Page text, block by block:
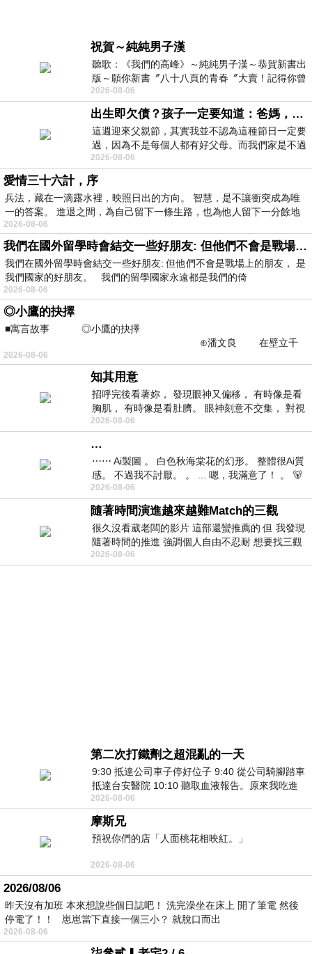
祝賀～純純男子漢
聽歌：《我們的高峰》～純純男子漢～恭賀新書出
版～願你新書〞八十八頁的青春〞大賣！記得你曾
經在我的版留言…「好讚的圖^^感覺大家
2026-08-06
出生即欠債？孩子一定要知道：爸媽，其實我不欠你們
這週迎來父親節，其實我並不認為這種節日一定要
過，因為不是每個人都有好父母。而我們家是不過
節的，平時也沒什麼儀式感，生活趨近冷
2026-08-06
愛情三十六計，序
兵法，藏在一滴露水裡，映照日出的方向。 智慧，是不讓衝突成為唯
一的答案。 進退之間，為自己留下一條生路，也為他人留下一分餘地
2026-08-06
我們在國外留學時會結交一些好朋友: 但他們不會是戰場上的朋友
我們在國外留學時會結交一些好朋友: 但他們不會是戰場上的朋友， 是
我們國家的好朋友。 我們的留學國家永遠都是我們的倚
2026-08-06
◎小鷹的抉擇
■寓言故事 ◎小鷹的抉擇
⊕潘文良 在壁立千
仞的懸崖上，有一座遮天蔽
2026-08-06
知其用意
招呼完後看著妳， 發現眼神又偏移， 有時像是看
胸肌， 有時像是看肚臍。 眼神刻意不交集， 對視
視線不對齊， 讓我很難不
2026-08-06
…
⋯⋯ Ai製圖 。 白色秋海棠花的幻形。 整體很Ai質
感。 不過我不討厭。 。 ... 嗯，我滿意了！ 。 🐻
昨中
2026-08-06
隨著時間演進越來越難Match的三觀
很久沒看葳老闆的影片 這部還蠻推薦的 但 我發現
隨著時間的推進 強調個人自由不忍耐 想要找三觀
接近的不要說對象 連朋友都超
2026-08-06
第二次打鐵劑之超混亂的一天
9:30 抵達公司車子停好位子 9:40 從公司騎腳踏車
抵達台安醫院 10:10 聽取血液報告。原來我吃進
去的 B12 彌可保並非沒有吸收而是超
2026-08-06
摩斯兄
預祝你們的店「人面桃花相映紅。」
2026-08-06
2026/08/06
昨天沒有加班 本來想說些個日誌吧！ 洗完澡坐在床上 開了筆電 然後
停電了！！ 崽崽當下直接一個三小？ 就脫口而出
2026-08-06